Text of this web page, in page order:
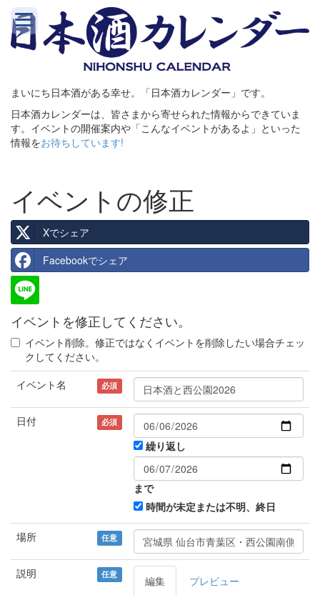
まいにち日本酒がある幸せ。「日本酒カレンダー」です。
日本酒カレンダーは、皆さまから寄せられた情報からできていま
す。イベントの開催案内や「こんなイベントがあるよ」といった
情報をお待ちしています!
イベントの修正
Xでシェア
Facebookでシェア
イベントを修正してください。
イベント削除。修正ではなくイベントを削除したい場合チェッ
クしてください。
イベント名
必須
日付 必須
繰り返し
まで
時間が未定または不明、終日
場所 任意
説明 任意 編集 プレビュー